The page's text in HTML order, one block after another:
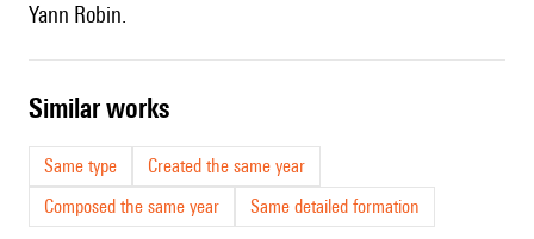
Yann Robin.
similar works
Same type
Created the same year
Composed the same year
Same detailed formation